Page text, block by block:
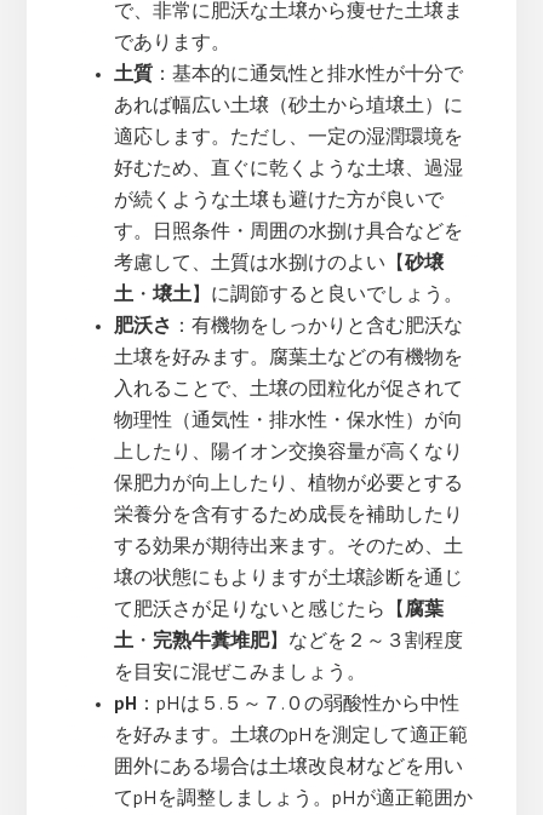
で、非常に肥沃な土壌から痩せた土壌ま
であります。
土質：基本的に通気性と排水性が十分で
あれば幅広い土壌（砂土から埴壌土）に
適応します。ただし、一定の湿潤環境を
好むため、直ぐに乾くような土壌、過湿
が続くような土壌も避けた方が良いで
す。日照条件・周囲の水捌け具合などを
考慮して、土質は水捌けのよい【砂壌
土 ・ 壌土 】に調節すると良いでしょう。
肥沃さ ：有機物をしっかりと含む肥沃な
土壌を好みます。腐葉土などの有機物を
入れることで、土壌の団粒化が促されて
物理性（通気性・排水性・保水性）が向
上したり、陽イオン交換容量が高くなり
保肥力が向上したり、植物が必要とする
栄養分を含有するため成長を補助したり
する効果が期待出来ます。そのため、土
壌の状態にもよりますが土壌診断を通じ
て肥沃さが足りないと感じたら【 腐葉
土 ・ 完熟牛糞堆肥】などを２～３割程度
を目安に混ぜこみましょう。
pH
：pHは５.５～７.０の弱酸性から中性
を好みます。土壌のpHを測定して適正範
囲外にある場合は土壌改良材などを用い
てpHを調整しましょう。pHが適正範囲か